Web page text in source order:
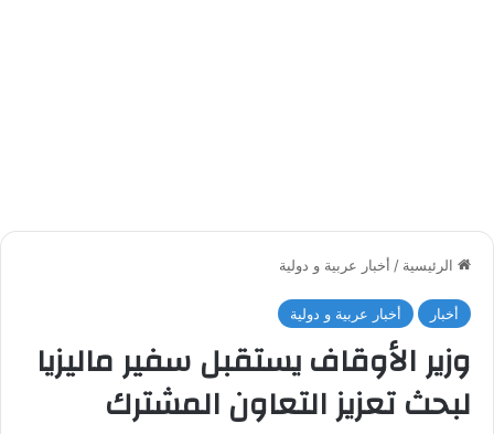
الرئيسية / أخبار عربية و دولية
أخبار أخبار عربية و دولية
وزير الأوقاف يستقبل سفير ماليزيا
لبحث تعزيز التعاون المشترك